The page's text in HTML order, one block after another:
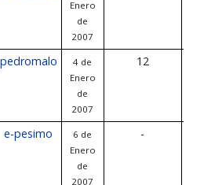
Enero
de
2007
pedromalo
4 de
Enero
de
2007
12
e-pesimo
6 de
Enero
de
2007
-